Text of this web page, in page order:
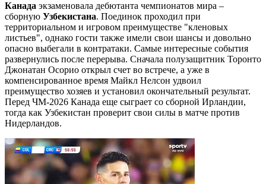
Канада экзаменовала дебютанта чемпионатов мира –
сборную Узбекистана. Поединок проходил при
территориальном и игровом преимуществе "кленовых
листьев", однако гости также имели свои шансы и довольно
опасно выбегали в контратаки. Самые интересные события
развернулись после перерыва. Сначала полузащитник Торонто
Джонатан Осорио открыл счет во встрече, а уже в
компенсированное время Майкл Нелсон удвоил
преимущество хозяев и установил окончательный результат.
Перед ЧМ-2026 Канада еще сыграет со сборной Ирландии,
тогда как Узбекистан проверит свои силы в матче против
Нидерландов.